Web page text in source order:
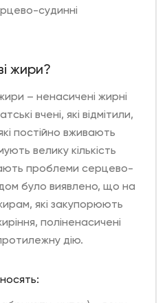
судинні
жири?
– ненасичені жирні
вчені, які відмітили,
постійно вживають
велику кількість
проблеми серцево-
було виявлено, що на
які закупорюють
поліненасичені
дію.